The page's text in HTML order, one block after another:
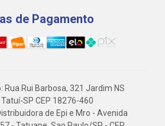
de Pagamento
Rua Rui Barbosa, 321 Jardim NS
SP CEP 18276-460
de Epi e Mro - Avenida